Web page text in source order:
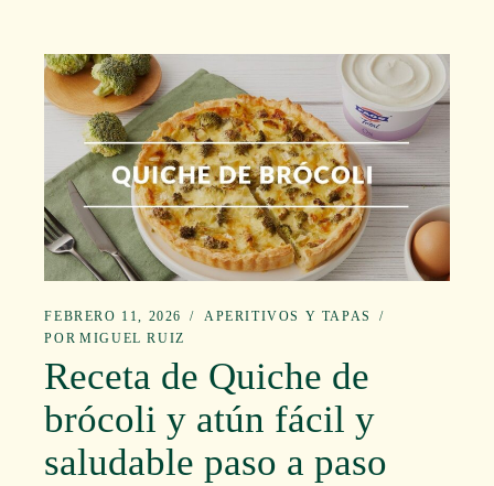
FEBRERO 11, 2026
APERITIVOS Y TAPAS
POR MIGUEL RUIZ
Receta de Quiche de
brócoli y atún fácil y
saludable paso a paso